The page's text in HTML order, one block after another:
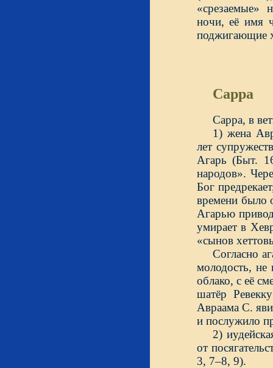
«срезаемые»
ночи, её имя
поджигающие
Сарра
Сарра, в
1) жена
лет
Агарь (Быт.
народов».
Бог
времени было
Агарью
умирает в
«сынов
Согласно
молодость, не
облако, с её
шатёр
Авраама С.
и послужило
2)
от
3, 7–8, 9).